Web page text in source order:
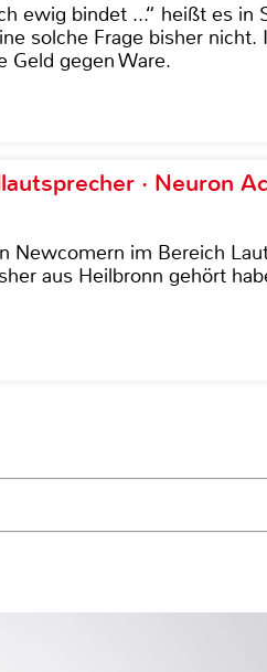
ewig bindet ...“ heißt es in
solche Frage bisher nicht.
Geld gegen Ware.
· Neuron
Newcomern im Bereich
aus Heilbronn gehört